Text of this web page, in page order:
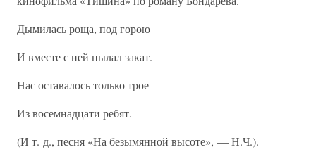
Дымилась роща, под горою
И вместе с ней пылал закат.
Нас оставалось только трое
Из восемнадцати ребят.
(И т. д., песня «На безымянной высоте», — Н.Ч.).